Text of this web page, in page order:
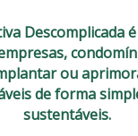
Descomplicada
ou
de forma
sustentáveis.